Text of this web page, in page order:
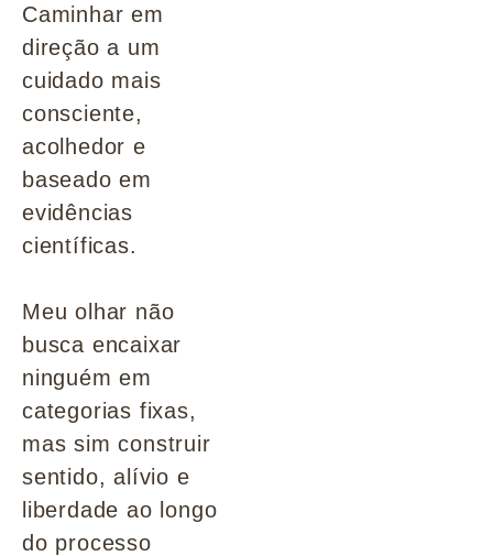
Caminhar em
direção a um
cuidado mais
consciente,
acolhedor e
baseado em
evidências
científicas.
Meu olhar não
busca encaixar
ninguém em
categorias fixas,
mas sim construir
sentido, alívio e
liberdade ao longo
do processo